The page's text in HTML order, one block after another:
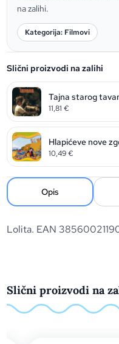
na zalihi.
Kategorija: Filmovi
Slični proizvodi na zalihi
Tajna starog
11,81€
Hlapićeve nove
10,49€
Opis
Lolita. EAN
Slični proizvodi na